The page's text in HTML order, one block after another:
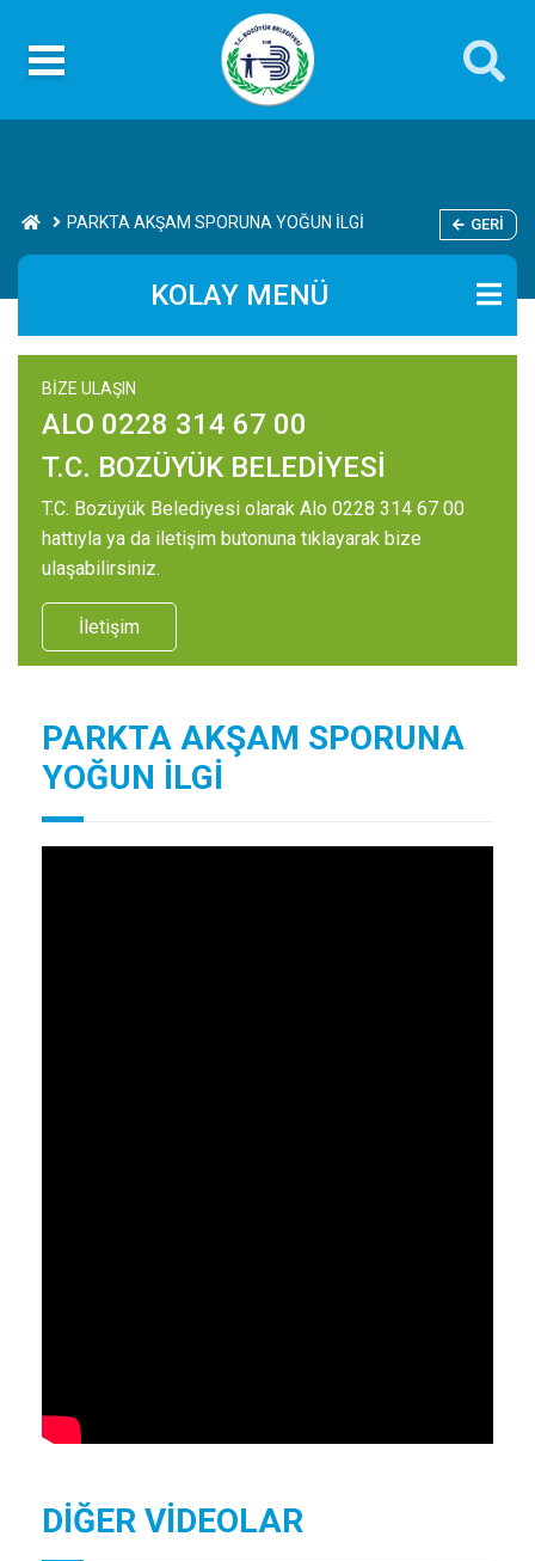
PARKTA AKŞAM SPORUNA YOĞUN İLGİ GERI
KOLAY MENÜ
BİZE ULAŞIN
ALO 0228 314 67 00
T.C. BOZÜYÜK BELEDİYESİ
T.C. Bozüyük Belediyesi olarak Alo 0228 314 67 00
hattıyla ya da iletişim butonuna tıklayarak bize
ulaşabilirsiniz.
İletişim
PARKTA AKŞAM SPORUNA
YOĞUN İLGİ
DİĞER VİDEOLAR